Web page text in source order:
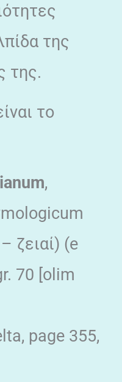
της
της.
το
,
ζειαί) (e
70 [olim
page 355,